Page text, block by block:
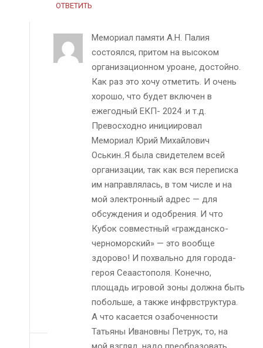
ОТВЕТИТЬ
Мемориал памяти А.Н. Палия
состоялся, притом на высоком
организационном уроане, достойно.
Как раз это хочу отметить. И очень
хорошо, что будет включен в
ежегодный ЕКП- 2024 .и т.д.
Превосходно инициировал
Мемориал Юрий Михайлович
Оськин..Я была свидетелем всей
организации, так как вся переписка
им направлялась, в том числе и на
мой электронный адрес — для
обсуждения и одобрения. И что
Кубок совместный «гражданско-
черноморский» — это вообще
здорово! И похвально для города-
героя Сеаастополя. Конечно,
площадь игровой зоны должна быть
побольше, а также инфрвструктура.
А что касается озабоченности
Татьяны Ивановны Петрук, то, на